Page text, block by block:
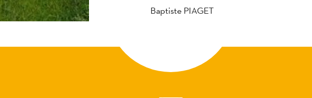
Baptiste PIAGET